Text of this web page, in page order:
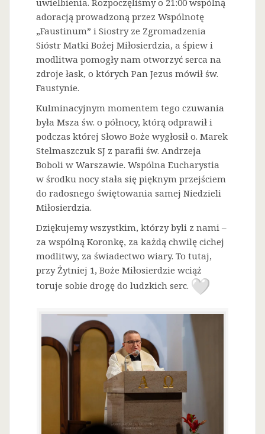
uwielbienia. Rozpoczęliśmy o 21:00 wspólną
adoracją prowadzoną przez Wspólnotę
„Faustinum” i Siostry ze Zgromadzenia
Sióstr Matki Bożej Miłosierdzia, a śpiew i
modlitwa pomogły nam otworzyć serca na
zdroje łask, o których Pan Jezus mówił św.
Faustynie.
Kulminacyjnym momentem tego czuwania
była Msza św. o północy, którą odprawił i
podczas której Słowo Boże wygłosił o. Marek
Stelmaszczuk SJ z parafii św. Andrzeja
Boboli w Warszawie. Wspólna Eucharystia
w środku nocy stała się pięknym przejściem
do radosnego świętowania samej Niedzieli
Miłosierdzia.
Dziękujemy wszystkim, którzy byli z nami –
za wspólną Koronkę, za każdą chwilę cichej
modlitwy, za świadectwo wiary. To tutaj,
przy Żytniej 1, Boże Miłosierdzie wciąż
toruje sobie drogę do ludzkich serc.